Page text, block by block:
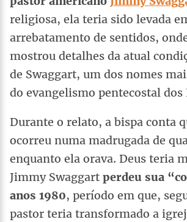
religiosa, ela teria sido levada
arrebatamento de sentidos,
mostrou detalhes da atual
de Swaggart, um dos nomes
do evangelismo pentecostal dos
Durante o relato, a bispa conta
ocorreu numa madrugada de
enquanto ela orava. Deus teria
Jimmy Swaggart perdeu sua
anos 1980, período em que,
pastor teria transformado a